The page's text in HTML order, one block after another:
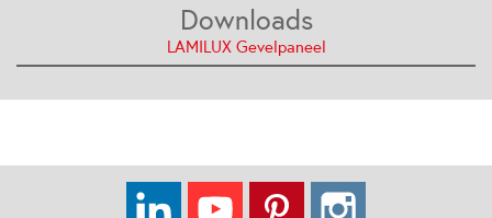
Downloads
LAMILUX Gevelpaneel